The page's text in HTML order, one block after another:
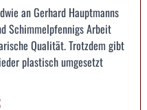
an Gerhard Hauptmanns
Schimmelpfennigs Arbeit
Qualität. Trotzdem gibt
plastisch umgesetzt